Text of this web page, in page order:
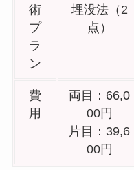
術
プ
ラ
ン
埋没法（2
点）
費
用
両目：66,0
00円
片目：39,6
00円